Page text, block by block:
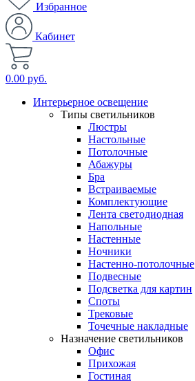
Избранное
Кабинет
0.00 руб.
Интерьерное освещение
Типы светильников
Люстры
Настольные
Потолочные
Абажуры
Бра
Встраиваемые
Комплектующие
Лента светодиодная
Напольные
Настенные
Ночники
Настенно-потолочные
Подвесные
Подсветка для картин
Споты
Трековые
Точечные накладные
Назначение светильников
Офис
Прихожая
Гостиная